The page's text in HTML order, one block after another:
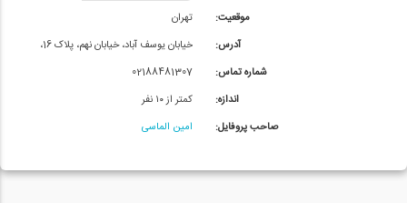
موقعیت:
آدرس:
شماره تماس:
اندازه:
صاحب پروفایل:
Automation
تهران
خیابان یوسف آباد، خیابان نهم، پلاک 16،
واحد 3
02188481307
کمتر از ۱۰ نفر
امین الماسی